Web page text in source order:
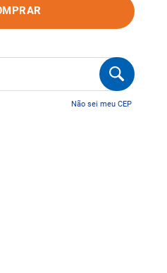
Não sei meu CEP